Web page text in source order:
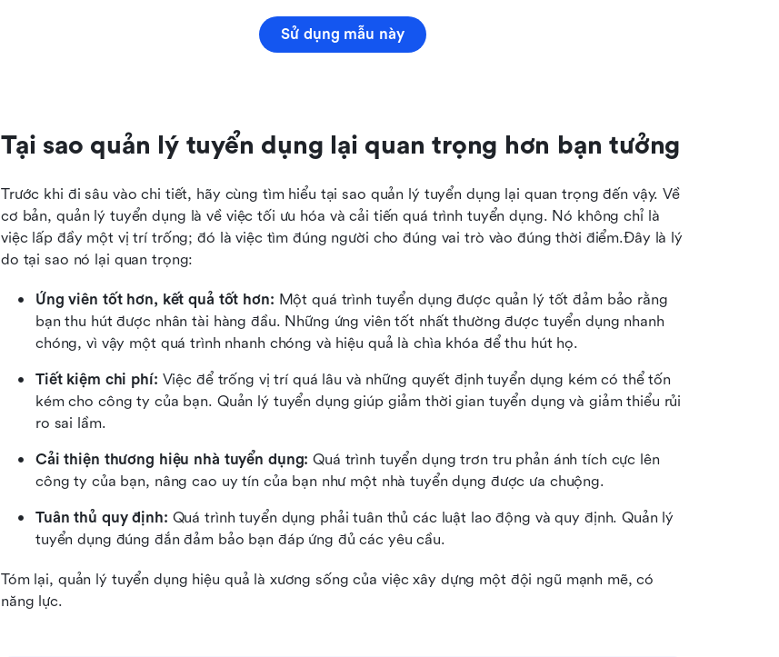
Sử dụng mẫu này
Tại sao quản lý tuyển dụng lại quan trọng hơn bạn tưởng
Trước khi đi sâu vào chi tiết, hãy cùng tìm hiểu tại sao quản lý tuyển dụng lại quan trọng đến vậy. Về
cơ bản, quản lý tuyển dụng là về việc tối ưu hóa và cải tiến quá trình tuyển dụng. Nó không chỉ là
việc lấp đầy một vị trí trống; đó là việc tìm đúng người cho đúng vai trò vào đúng thời điểm.Đây là lý
do tại sao nó lại quan trọng:
Ứng viên tốt hơn, kết quả tốt hơn: Một quá trình tuyển dụng được quản lý tốt đảm bảo rằng
bạn thu hút được nhân tài hàng đầu. Những ứng viên tốt nhất thường được tuyển dụng nhanh
chóng, vì vậy một quá trình nhanh chóng và hiệu quả là chìa khóa để thu hút họ.
Tiết kiệm chi phí: Việc để trống vị trí quá lâu và những quyết định tuyển dụng kém có thể tốn
kém cho công ty của bạn. Quản lý tuyển dụng giúp giảm thời gian tuyển dụng và giảm thiểu rủi
ro sai lầm.
Cải thiện thương hiệu nhà tuyển dụng: Quá trình tuyển dụng trơn tru phản ánh tích cực lên
công ty của bạn, nâng cao uy tín của bạn như một nhà tuyển dụng được ưa chuộng.
Tuân thủ quy định: Quá trình tuyển dụng phải tuân thủ các luật lao động và quy định. Quản lý
tuyển dụng đúng đắn đảm bảo bạn đáp ứng đủ các yêu cầu.
Tóm lại, quản lý tuyển dụng hiệu quả là xương sống của việc xây dựng một đội ngũ mạnh mẽ, có
năng lực.